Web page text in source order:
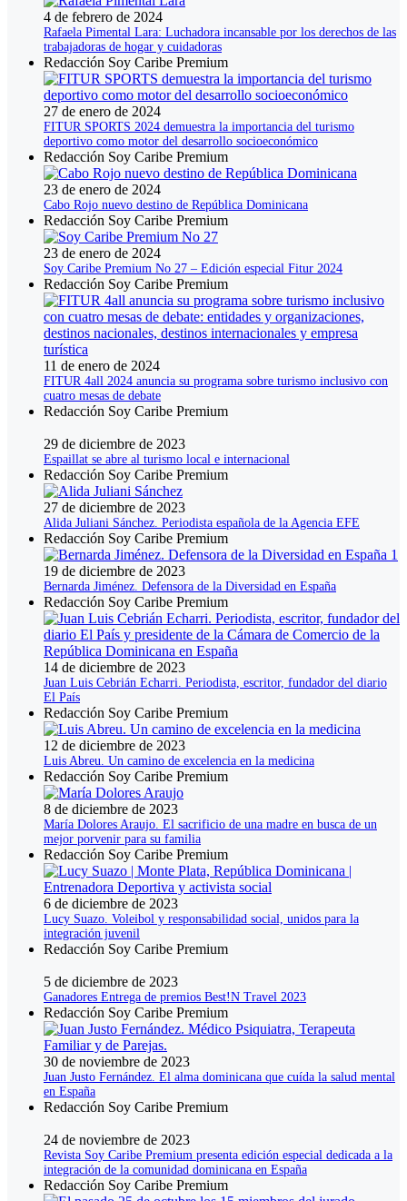
4 de febrero de 2024
Rafaela Pimental Lara: Luchadora incansable por los derechos de las
trabajadoras de hogar y cuidadoras
Redacción Soy Caribe Premium
27 de enero de 2024
FITUR SPORTS 2024 demuestra la importancia del turismo
deportivo como motor del desarrollo socioeconómico
Redacción Soy Caribe Premium
23 de enero de 2024
Cabo Rojo nuevo destino de República Dominicana
Redacción Soy Caribe Premium
23 de enero de 2024
Soy Caribe Premium No 27 – Edición especial Fitur 2024
Redacción Soy Caribe Premium
11 de enero de 2024
FITUR 4all 2024 anuncia su programa sobre turismo inclusivo con
cuatro mesas de debate
Redacción Soy Caribe Premium
29 de diciembre de 2023
Espaillat se abre al turismo local e internacional
Redacción Soy Caribe Premium
27 de diciembre de 2023
Alida Juliani Sánchez. Periodista española de la Agencia EFE
Redacción Soy Caribe Premium
19 de diciembre de 2023
Bernarda Jiménez. Defensora de la Diversidad en España
Redacción Soy Caribe Premium
14 de diciembre de 2023
Juan Luis Cebrián Echarri. Periodista, escritor, fundador del diario
El País
Redacción Soy Caribe Premium
12 de diciembre de 2023
Luis Abreu. Un camino de excelencia en la medicina
Redacción Soy Caribe Premium
8 de diciembre de 2023
María Dolores Araujo. El sacrificio de una madre en busca de un
mejor porvenir para su familia
Redacción Soy Caribe Premium
6 de diciembre de 2023
Lucy Suazo. Voleibol y responsabilidad social, unidos para la
integración juvenil
Redacción Soy Caribe Premium
5 de diciembre de 2023
Ganadores Entrega de premios Best!N Travel 2023
Redacción Soy Caribe Premium
30 de noviembre de 2023
Juan Justo Fernández. El alma dominicana que cuída la salud mental
en España
Redacción Soy Caribe Premium
24 de noviembre de 2023
Revista Soy Caribe Premium presenta edición especial dedicada a la
integración de la comunidad dominicana en España
Redacción Soy Caribe Premium